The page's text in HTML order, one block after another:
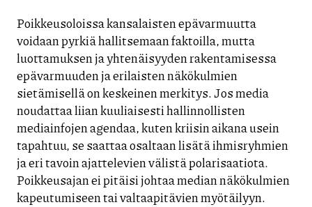
Poikkeusoloissa kansalaisten epävarmuutta
voidaan pyrkiä hallitsemaan faktoilla, mutta
luottamuksen ja yhtenäisyyden rakentamisessa
epävarmuuden ja erilaisten näkökulmien
sietämisellä on keskeinen merkitys. Jos media
noudattaa liian kuuliaisesti hallinnollisten
mediainfojen agendaa, kuten kriisin aikana usein
tapahtuu, se saattaa osaltaan lisätä ihmisryhmien
ja eri tavoin ajattelevien välistä polarisaatiota.
Poikkeusajan ei pitäisi johtaa median näkökulmien
kapeutumiseen tai valtaapitävien myötäilyyn.